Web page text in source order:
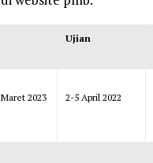
Ujian
2023 2-5 April 2022